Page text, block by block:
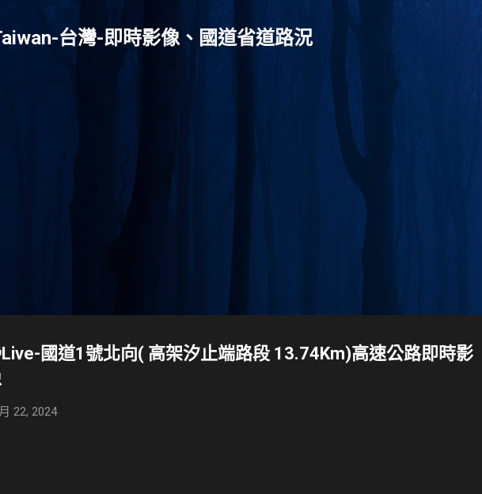
台灣-即時影像、國道省道路況
國道1號北向( 高架汐止端路段 13.74Km)高速公路即時影
22, 2024